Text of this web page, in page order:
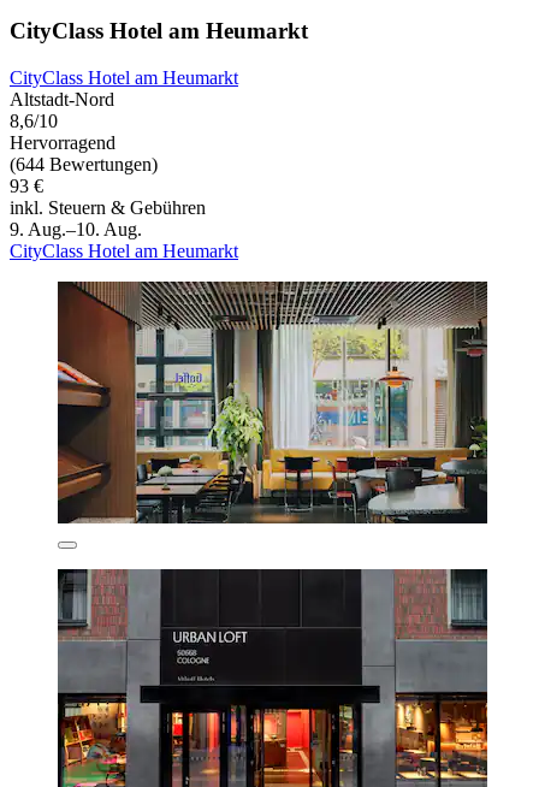
CityClass Hotel am Heumarkt
CityClass Hotel am Heumarkt
Altstadt-Nord
8,6/10
Hervorragend
(644 Bewertungen)
93 €
inkl. Steuern & Gebühren
9. Aug.–10. Aug.
CityClass Hotel am Heumarkt